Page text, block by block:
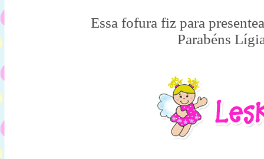
Essa fofura fiz para
Parabéns